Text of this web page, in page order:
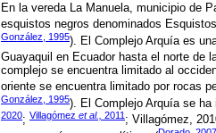
En la vereda La Manuela, municipio de
esquistos negros denominados
González, 1995). El Complejo Arquía es
Guayaquil en Ecuador hasta el norte de
complejo se encuentra limitado al
oriente se encuentra limitado por rocas
González, 1995). El Complejo Arquía se
2020; Villagómez et al., 2011 ; Villagómez,